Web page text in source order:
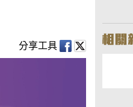
分享工具